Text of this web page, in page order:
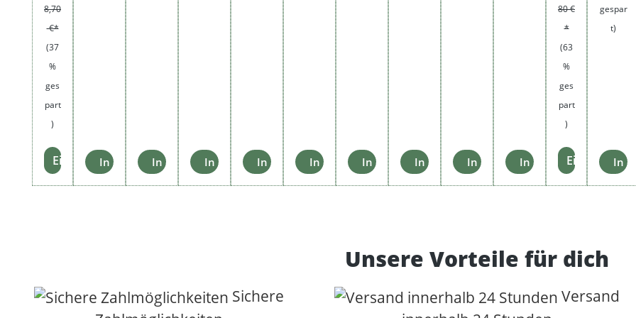
8,70
€*
(37
%
ges
part
)
EinzelheitenIn den WarenkorbIn den WarenkorbIn den WarenkorbIn den WarenkorbIn den WarenkorbIn den WarenkorbIn den WarenkorbIn den WarenkorbIn den Warenkorb
80 €
*
(63
%
ges
part
)
Einzelheiten
gespar
t)
In
Unsere Vorteile für dich
Sichere
Versand